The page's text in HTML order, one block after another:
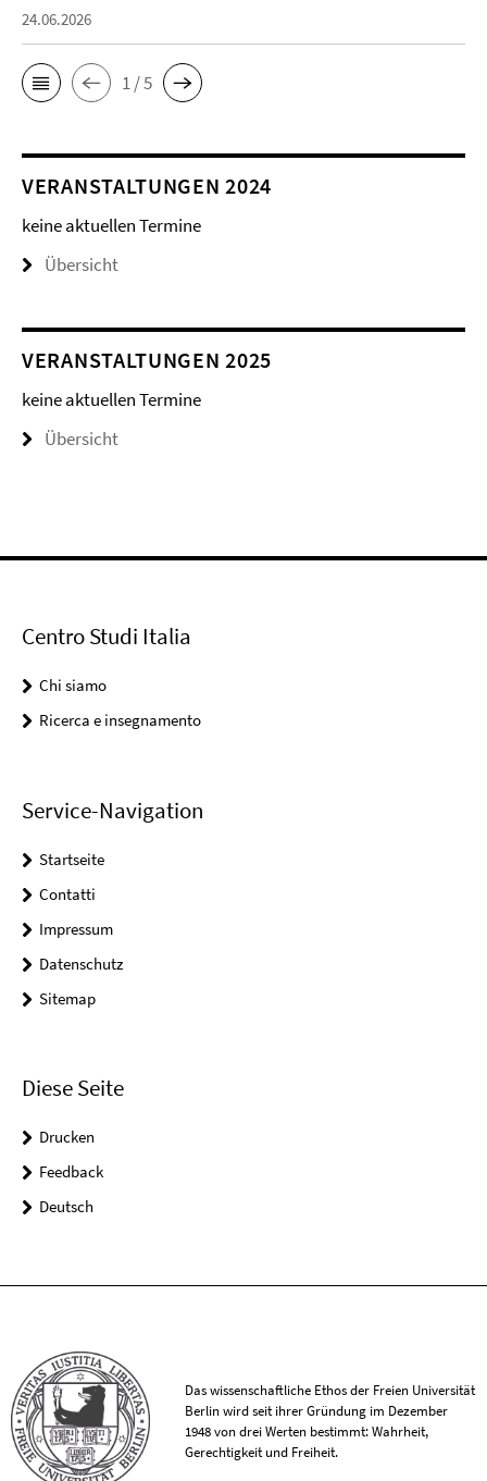
24.06.2026
1 / 5
VERANSTALTUNGEN 2024
keine aktuellen Termine
Übersicht
VERANSTALTUNGEN 2025
keine aktuellen Termine
Übersicht
Centro Studi Italia
Chi siamo
Ricerca e insegnamento
Service-Navigation
Startseite
Contatti
Impressum
Datenschutz
Sitemap
Diese Seite
Drucken
Feedback
Deutsch
Das wissenschaftliche Ethos der Freien Universität
Berlin wird seit ihrer Gründung im Dezember
1948 von drei Werten bestimmt: Wahrheit,
Gerechtigkeit und Freiheit.